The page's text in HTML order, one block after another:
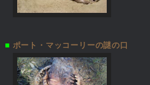
■ ポート・マッコーリーの謎の口